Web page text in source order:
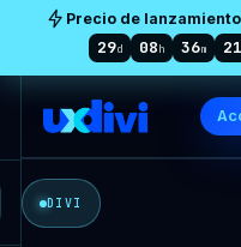
Precio de
29d 08h 36m 19
DIVI